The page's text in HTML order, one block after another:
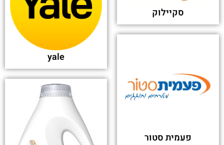
סקיילוק
yale
פעמית סטור